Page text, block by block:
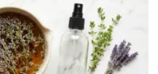
mercadofen/pdfs/soja.pdf
Nutrición. Almendra.
mercadoFen/pdfs/almendra.pdf
Nutrición. Pipas de girasol.
mercadoFen/pdfs/pipasgirasol.pdf